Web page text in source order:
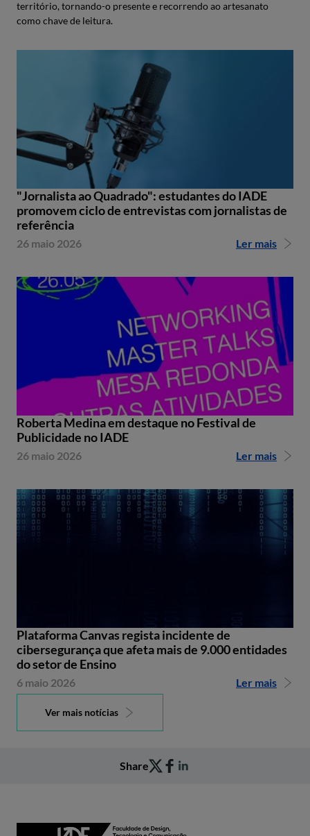
território, tornando-o presente e recorrendo ao artesanato
como chave de leitura.
"Jornalista ao Quadrado": estudantes do IADE
promovem ciclo de entrevistas com jornalistas de
referência
26 maio 2026 Ler mais
Roberta Medina em destaque no Festival de
Publicidade no IADE
26 maio 2026 Ler mais
Plataforma Canvas regista incidente de
cibersegurança que afeta mais de 9.000 entidades
do setor de Ensino
6 maio 2026 Ler mais
Ver mais notícias
Share